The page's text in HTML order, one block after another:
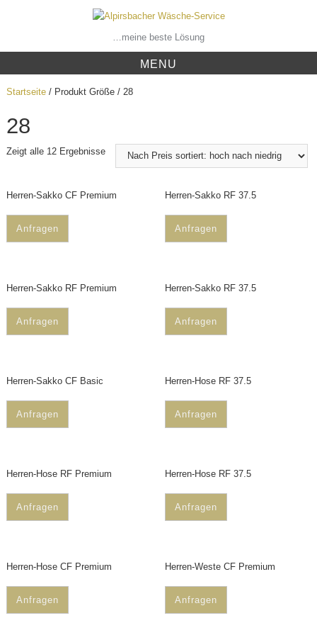
…meine beste Lösung
MENU
Startseite/ Produkt Größe / 28
28
Zeigt alle 12 Ergebnisse
Herren-Sakko CF Premium
Anfragen
Herren-Sakko RF 37.5
Anfragen
Herren-Sakko RF Premium
Anfragen
Herren-Sakko RF 37.5
Anfragen
Herren-Sakko CF Basic
Anfragen
Herren-Hose RF 37.5
Anfragen
Herren-Hose RF Premium
Anfragen
Herren-Hose RF 37.5
Anfragen
Herren-Hose CF Premium
Anfragen
Herren-Weste CF Premium
Anfragen